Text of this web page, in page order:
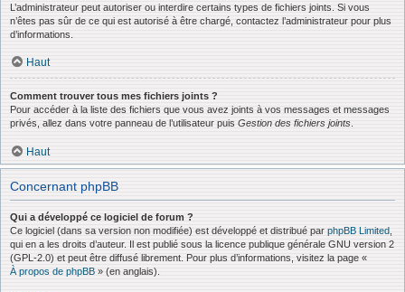
L’administrateur peut autoriser ou interdire certains types de fichiers joints. Si vous
n’êtes pas sûr de ce qui est autorisé à être chargé, contactez l’administrateur pour plus
d’informations.
Haut
Comment trouver tous mes fichiers joints ?
Pour accéder à la liste des fichiers que vous avez joints à vos messages et messages
privés, allez dans votre panneau de l’utilisateur puis Gestion des fichiers joints
Haut
Concernant phpBB
Qui a développé ce logiciel de forum ?
Ce logiciel (dans sa version non modifiée) est développé et distribué par phpBB Limited
qui en a les droits d’auteur. Il est publié sous la licence publique générale GNU version 2
(GPL-2.0) et peut être diffusé librement. Pour plus d’informations, visitez la page «
À propos de phpBB » (en anglais).